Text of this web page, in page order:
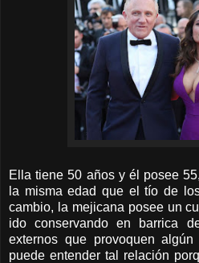
Ella tiene 50 años y él posee
la misma edad que el tío de
cambio, la mejicana posee un
ido conservando en barrica
externos que provoquen
puede entender tal relación